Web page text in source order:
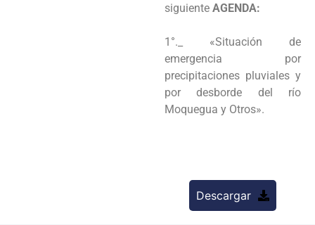
siguiente AGENDA:
1°._ «Situación de
emergencia por
precipitaciones pluviales y
por desborde del río
Moquegua y Otros».
Descargar